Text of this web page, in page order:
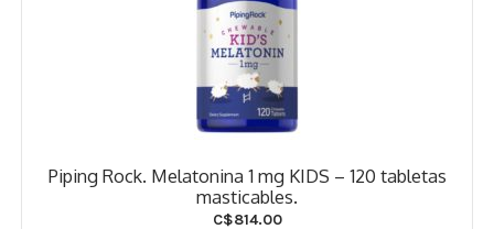
Piping Rock. Melatonina 1 mg KIDS – 120 tabletas
masticables.
C$814.00